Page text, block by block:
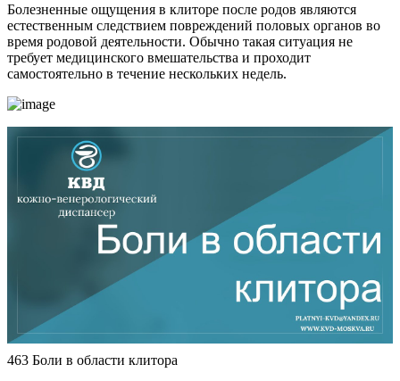
Болезненные ощущения в клиторе после родов являются
естественным следствием повреждений половых органов во
время родовой деятельности. Обычно такая ситуация не
требует медицинского вмешательства и проходит
самостоятельно в течение нескольких недель.
463 Боли в области клитора